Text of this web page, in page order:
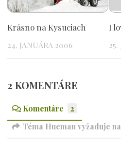
Krásno na Kysuciach
24. JANUÁRA 2006
I
2 KOMENTÁRE
Komentáre
2
Téma Hueman vyžaduje